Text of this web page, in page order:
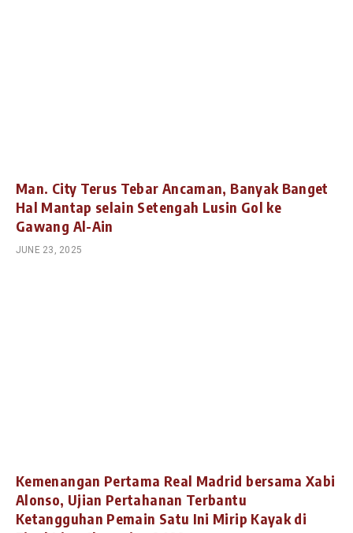
Man. City Terus Tebar Ancaman, Banyak Banget
Hal Mantap selain Setengah Lusin Gol ke
Gawang Al-Ain
JUNE 23, 2025
Kemenangan Pertama Real Madrid bersama Xabi
Alonso, Ujian Pertahanan Terbantu
Ketangguhan Pemain Satu Ini Mirip Kayak di